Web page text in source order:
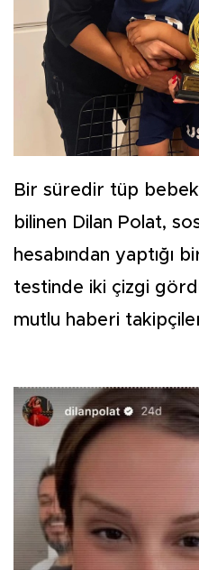
Bir süredir tüp
bilinen Dilan Polat,
hesabından yaptığı
testinde iki çizgi
mutlu haberi